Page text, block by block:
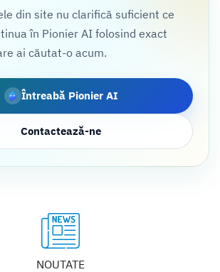
din site nu clarifică suficient ce
în Pionier AI folosind exact
ai căutat-o acum.
Întreabă Pionier AI
Contactează-ne
NOUTATE